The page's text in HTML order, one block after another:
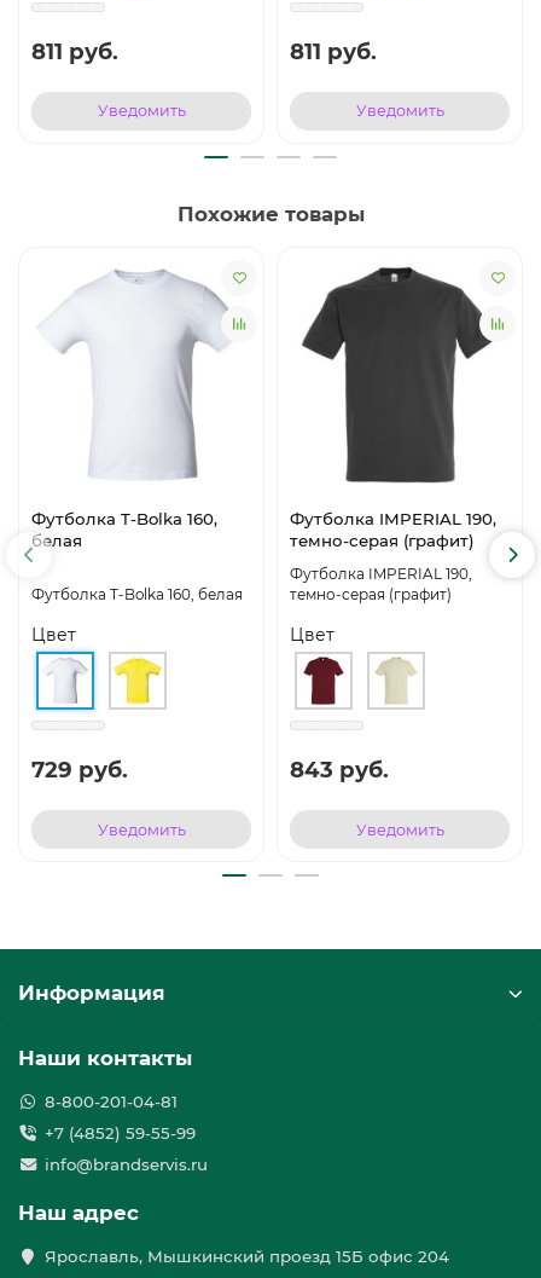
811 руб.
Уведомить
811 руб.
Уведомить
Похожие товары
Футболка T-Bolka 160,
белая
Футболка T-Bolka 160, белая
Цвет
729 руб.
Уведомить
Футболка IMPERIAL 190,
темно-серая (графит)
Футболка IMPERIAL 190,
темно-серая (графит)
Цвет
843 руб.
Уведомить
Информация
Наши контакты
8-800-201-04-81
+7 (4852) 59-55-99
info@brandservis.ru
Наш адрес
Ярославль, Мышкинский проезд 15Б офис 204